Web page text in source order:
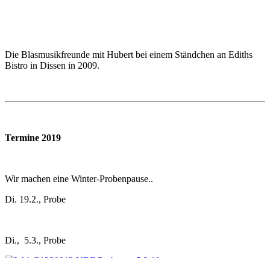
Die Blasmusikfreunde mit Hubert bei einem Ständchen an Ediths
Bistro in Dissen in 2009.
Termine 2019
Wir machen eine Winter-Probenpause..
Di. 19.2., Probe
Di., 5.3., Probe